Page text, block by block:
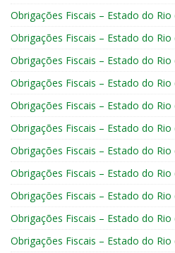
Obrigações Fiscais – Estado do Rio
Obrigações Fiscais – Estado do
Obrigações Fiscais – Estado do
Obrigações Fiscais – Estado do
Obrigações Fiscais – Estado do
Obrigações Fiscais – Estado do Rio
Obrigações Fiscais – Estado do
Obrigações Fiscais – Estado do
Obrigações Fiscais – Estado do
Obrigações Fiscais – Estado do
Obrigações Fiscais – Estado do